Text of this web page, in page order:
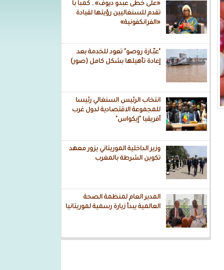
«على خطى عبدو ديوف».. كمبا با
تقدم للسنغاليين رؤيتها لقيادة
«الفرانكفونية»
"عبّـارة روصو" تعود للخدمة بعد
إعادة تأهيلها بشكل كامل (صور)
انتخاب الرئيس السنغالي رئيسا
للمجموعة الاقتصادية لدول غرب
أفريقيا "إيكواس"
وزير الداخلية الموريتاني يزور معهد
تكوين الشرطة بالمغرب
المدير العام لمنظمة الصحة
العالمية يبدأ زيارة رسمية لموريتانيا